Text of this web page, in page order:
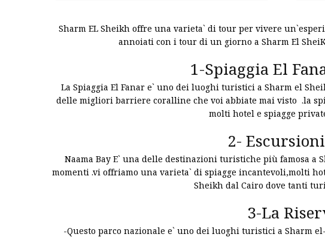
Sharm EL Sheikh offre una varieta` di tour per vivere
annoiati con i tour di un giorno a Sharm El
1-Spiaggia El
La Spiaggia El Fanar e` uno dei luoghi turistici a Sharm el
delle migliori barriere coralline che voi abbiate mai visto .la
molti hotel e spiagge
2-
Naama Bay E` una delle destinazioni turistiche più famosa a
momenti .vi offriamo una varieta` di spiagge incantevoli,molti
Sheikh dal Cairo dove tanti
3-La
-Questo parco nazionale e` uno dei luoghi turistici a Sharm